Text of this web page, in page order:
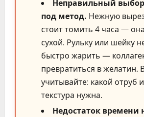
Неправильный выбор
под метод. Нежную
стоит томить 4 часа —
сухой. Рульку или шейку
быстро жарить —
превратиться в желатин.
учитывайте: какой отруб
текстура нужна.
Недостаток времени